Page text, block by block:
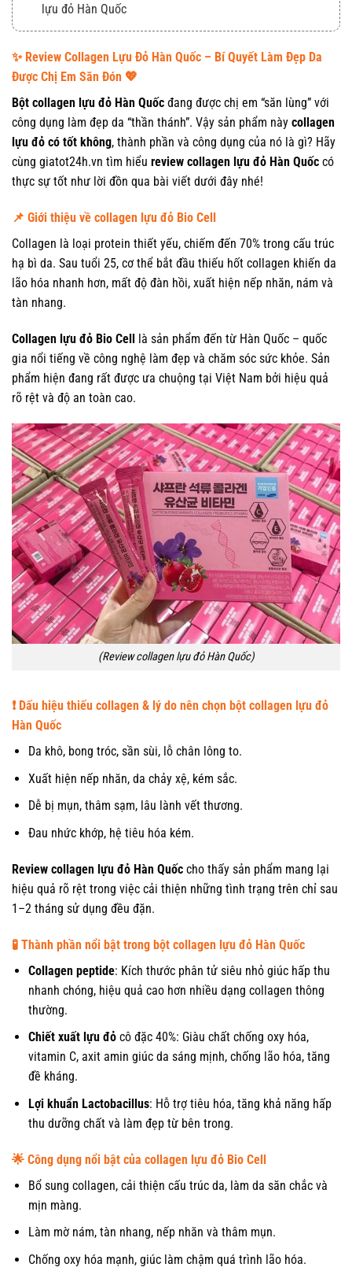
lựu đỏ Hàn Quốc
1. Kết luận
✨ Review Collagen Lựu Đỏ Hàn Quốc – Bí Quyết Làm Đẹp Da
Được Chị Em Săn Đón 💖
Bột collagen lựu đỏ Hàn Quốc đang được chị em “săn lùng” với
công dụng làm đẹp da “thần thánh”. Vậy sản phẩm này collagen
lựu đỏ có tốt không, thành phần và công dụng của nó là gì? Hãy
cùng giatot24h.vn tìm hiểu review collagen lựu đỏ Hàn Quốc có
thực sự tốt như lời đồn qua bài viết dưới đây nhé!
📌 Giới thiệu về collagen lựu đỏ Bio Cell
Collagen là loại protein thiết yếu, chiếm đến 70% trong cấu trúc
hạ bì da. Sau tuổi 25, cơ thể bắt đầu thiếu hốt collagen khiến da
lão hóa nhanh hơn, mất độ đàn hồi, xuất hiện nếp nhăn, nám và
tàn nhang.
Collagen lựu đỏ Bio Cell là sản phẩm đến từ Hàn Quốc – quốc
gia nổi tiếng về công nghệ làm đẹp và chăm sóc sức khỏe. Sản
phẩm hiện đang rất được ưa chuộng tại Việt Nam bởi hiệu quả
rõ rệt và độ an toàn cao.
(Review collagen lựu đỏ Hàn Quốc)
❗Dấu hiệu thiếu collagen & lý do nên chọn bột collagen lựu đỏ
Hàn Quốc
Da khô, bong tróc, sần sùi, lỗ chân lông to.
Xuất hiện nếp nhăn, da chảy xệ, kém sắc.
Dễ bị mụn, thâm sạm, lâu lành vết thương.
Đau nhức khớp, hệ tiêu hóa kém.
Review collagen lựu đỏ Hàn Quốc cho thấy sản phẩm mang lại
hiệu quả rõ rệt trong việc cải thiện những tình trạng trên chỉ sau
1–2 tháng sử dụng đều đặn.
🧪 Thành phần nổi bật trong bột collagen lựu đỏ Hàn Quốc
Collagen peptide: Kích thước phân tử siêu nhỏ giúc hấp thu
nhanh chóng, hiệu quả cao hơn nhiều dạng collagen thông
thường.
Chiết xuất lựu đỏcô đặc 40%: Giàu chất chống oxy hóa,
vitamin C, axit amin giúc da sáng mịnh, chống lão hóa, tăng
đề kháng.
Lợi khuẩn Lactobacillus: Hỗ trợ tiêu hóa, tăng khả năng hấp
thu dưỡng chất và làm đẹp từ bên trong.
🌟 Công dụng nổi bật của collagen lựu đỏ Bio Cell
Bổ sung collagen, cải thiện cấu trúc da, làm da săn chắc và
mịn màng.
Làm mờ nám, tàn nhang, nếp nhăn và thâm mụn.
Chống oxy hóa mạnh, giúc làm chậm quá trình lão hóa.